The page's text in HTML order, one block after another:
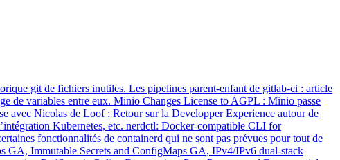
git de fichiers inutiles. Les pipelines parent-enfant de gitlab-ci : article
de variables entre eux. Minio Changes License to AGPL : Minio passe
avec Nicolas de Loof : Retour sur la Developper Experience autour de
Kubernetes, etc. nerdctl: Docker-compatible CLI for
fonctionnalités de containerd qui ne sont pas prévues pour tout de
GA, Immutable Secrets and ConfigMaps GA, IPv4/IPv6 dual-stack